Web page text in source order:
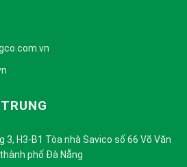
3, H3-B1 Tòa nhà Savico số 66 Võ Văn
phố Đà Nẵng